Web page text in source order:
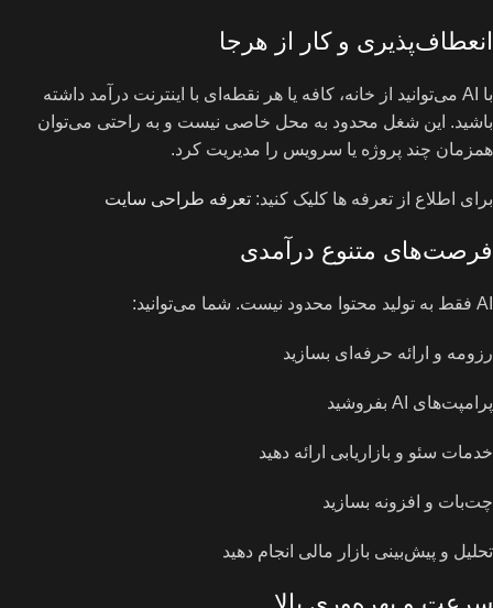
انعطاف‌پذیری و کار از هرجا
با AI می‌توانید از خانه، کافه یا هر نقطه‌ای با اینترنت درآمد داشته
باشید. این شغل محدود به محل خاصی نیست و به راحتی می‌توان
همزمان چند پروژه یا سرویس را مدیریت کرد.
برای اطلاع از تعرفه ها کلیک کنید: تعرفه طراحی سایت
فرصت‌های متنوع درآمدی
AI فقط به تولید محتوا محدود نیست. شما می‌توانید:
رزومه و ارائه حرفه‌ای بسازید
پرامپت‌های AI بفروشید
خدمات سئو و بازاریابی ارائه دهید
چت‌بات و افزونه بسازید
تحلیل و پیش‌بینی بازار مالی انجام دهید